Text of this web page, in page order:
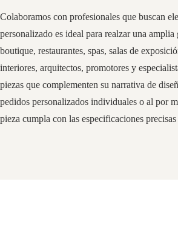
Colaboramos con profesionales que buscan
personalizado es ideal para realzar una
boutique, restaurantes, spas, salas de
interiores, arquitectos, promotores y
piezas que complementen su narrativa de
pedidos personalizados individuales o al por
pieza cumpla con las especificaciones